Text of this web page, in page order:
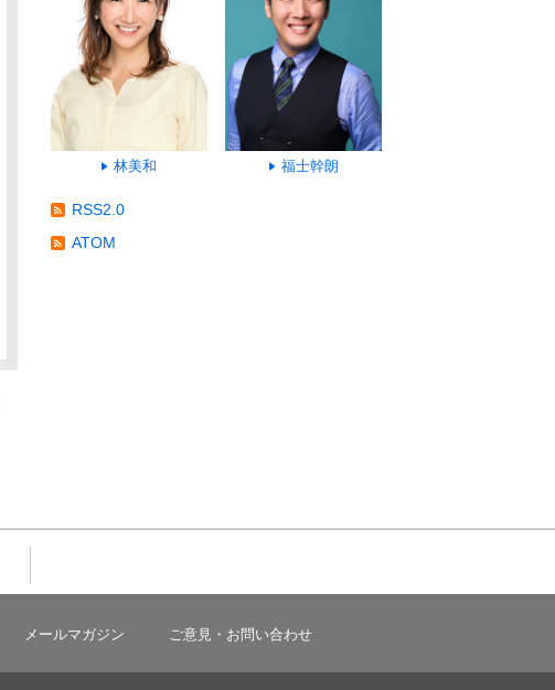
林美和 福士幹朗
RSS2.0
ATOM
メールマガジン ご意見・お問い合わせ